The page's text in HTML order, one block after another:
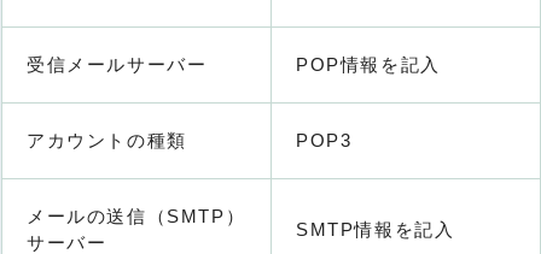
受信メールサーバー POP情報を記入
アカウントの種類 POP3
メールの送信（SMTP）
サーバー
SMTP情報を記入